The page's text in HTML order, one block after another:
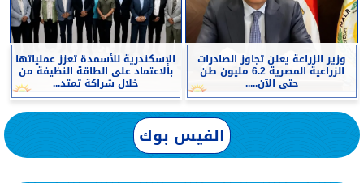
وزير الزراعة يعلن تجاوز الصادرات
الزراعية المصرية 6.2 مليون طن
حتى الآن.....
الإسكندرية للأسمدة تعزز عملياتها
بالاعتماد على الطاقة النظيفة من
خلال شراكة تمتد...
الفيس بوك